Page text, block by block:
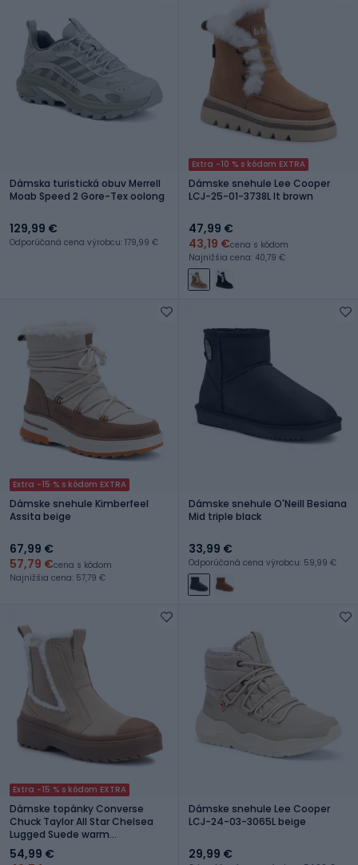
Dámska turistická obuv Merrell
Moab Speed 2 Gore-Tex oolong
129,99 €
Odporúčaná cena výrobcu: 179,99 €
Extra -10 % s kódom EXTRA
Dámske snehule Lee Cooper
LCJ-25-01-3738L lt brown
47,99 €
43,19 €cena s kódom
Najnižšia cena: 40,79 €
Extra -15 % s kódom EXTRA
Dámske snehule Kimberfeel
Assita beige
67,99 €
57,79 €cena s kódom
Najnižšia cena: 57,79 €
Dámske snehule O'Neill Besiana
Mid triple black
33,99 €
Odporúčaná cena výrobcu: 59,99 €
Extra -15 % s kódom EXTRA
Dámske topánky Converse
Chuck Taylor All Star Chelsea
Lugged Suede warm
quarry/egret/gum
54,99 €
Dámske snehule Lee Cooper
LCJ-24-03-3065L beige
29,99 €